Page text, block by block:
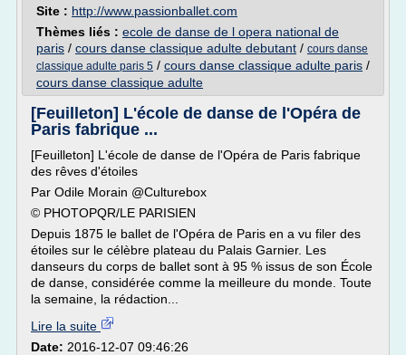
Site : http://www.passionballet.com
Thèmes liés : ecole de danse de l opera national de
paris / cours danse classique adulte debutant / cours danse
classique adulte paris 5 / cours danse classique adulte paris /
cours danse classique adulte
[Feuilleton] L'école de danse de l'Opéra de
Paris fabrique ...
[Feuilleton] L'école de danse de l'Opéra de Paris fabrique
des rêves d'étoiles
Par Odile Morain @Culturebox
© PHOTOPQR/LE PARISIEN
Depuis 1875 le ballet de l'Opéra de Paris en a vu filer des
étoiles sur le célèbre plateau du Palais Garnier. Les
danseurs du corps de ballet sont à 95 % issus de son École
de danse, considérée comme la meilleure du monde. Toute
la semaine, la rédaction...
Lire la suite
Date: 2016-12-07 09:46:26